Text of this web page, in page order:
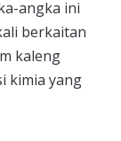
angka ini
berkaitan
kaleng
kimia yang